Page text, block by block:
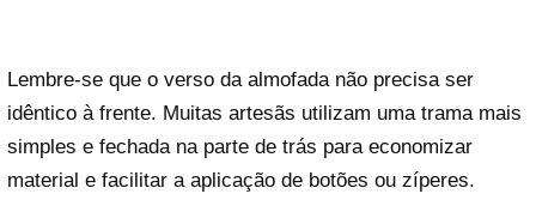
Lembre-se que o verso da almofada não precisa ser
idêntico à frente. Muitas artesãs utilizam uma trama mais
simples e fechada na parte de trás para economizar
material e facilitar a aplicação de botões ou zíperes.